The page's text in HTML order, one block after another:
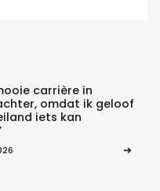
carrière in
omdat ik geloof
iets kan